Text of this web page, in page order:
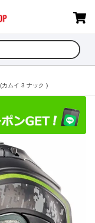
カムイ 3 ナック )